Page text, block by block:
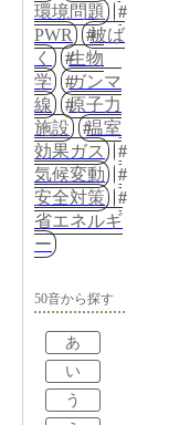
環境問題
PWR
被ば
く
生物
学
ガンマ
線
原子力
施設
温室
効果ガス
気候変動
安全対策
省エネルギ
ー
50音から探す
あ
い
う